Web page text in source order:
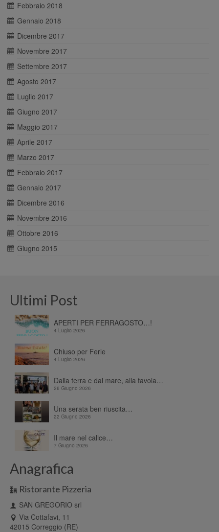
Febbraio 2018
Gennaio 2018
Dicembre 2017
Novembre 2017
Settembre 2017
Agosto 2017
Luglio 2017
Giugno 2017
Maggio 2017
Aprile 2017
Marzo 2017
Febbraio 2017
Gennaio 2017
Dicembre 2016
Novembre 2016
Ottobre 2016
Giugno 2015
Ultimi Post
APERTI PER FERRAGOSTO…!
4 Luglio 2026
Chiuso per Ferie
4 Luglio 2026
Dalla terra e dal mare, alla tavola…
26 Giugno 2026
Una serata ben riuscita…
22 Giugno 2026
Il mare nel calice…
7 Giugno 2026
Anagrafica
Ristorante Pizzeria
SAN GREGORIO srl
Via Cottafavi, 11
42015 Correggio (RE)